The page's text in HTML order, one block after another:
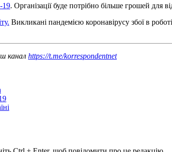
19. Організації буде потрібно більше грошей для
Викликані пандемією коронавірусу збої в
канал https://t.me/korrespondentnet